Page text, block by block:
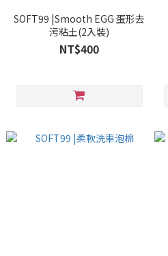
SOFT99 |Smooth EGG 蛋形去
污粘土(2入裝)
NT$400